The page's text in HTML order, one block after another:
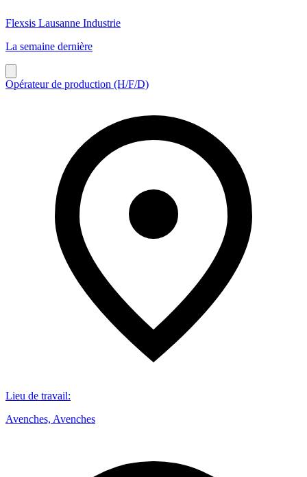
Flexsis Lausanne Industrie
La semaine dernière
Opérateur de production (H/F/D)
Lieu de travail:
Avenches, Avenches